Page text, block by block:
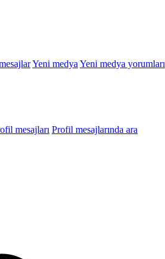
Yeni medya Yeni medya yorumları
mesajları Profil mesajlarında ara